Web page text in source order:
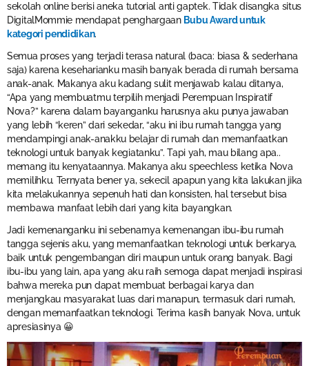
sekolah online berisi aneka tutorial anti gaptek. Tidak disangka situs
DigitalMommie mendapat penghargaanBubu Award untuk
kategori pendidikan.
Semua proses yang terjadi terasa natural (baca: biasa & sederhana
saja) karena keseharianku masih banyak berada di rumah bersama
anak-anak. Makanya aku kadang sulit menjawab kalau ditanya,
“Apa yang membuatmu terpilih menjadi Perempuan Inspiratif
Nova?” karena dalam bayanganku harusnya aku punya jawaban
yang lebih “keren” dari sekedar, “aku ini ibu rumah tangga yang
mendampingi anak-anakku belajar di rumah dan memanfaatkan
teknologi untuk banyak kegiatanku”. Tapi yah, mau bilang apa..
memang itu kenyataannya. Makanya aku speechless ketika Nova
memilihku. Ternyata bener ya, sekecil apapun yang kita lakukan jika
kita melakukannya sepenuh hati dan konsisten, hal tersebut bisa
membawa manfaat lebih dari yang kita bayangkan.
Jadi kemenanganku ini sebenarnya kemenangan ibu-ibu rumah
tangga sejenis aku, yang memanfaatkan teknologi untuk berkarya,
baik untuk pengembangan diri maupun untuk orang banyak. Bagi
ibu-ibu yang lain, apa yang aku raih semoga dapat menjadi inspirasi
bahwa mereka pun dapat membuat berbagai karya dan
menjangkau masyarakat luas dari manapun, termasuk dari rumah,
dengan memanfaatkan teknologi. Terima kasih banyak Nova, untuk
apresiasinya 😀